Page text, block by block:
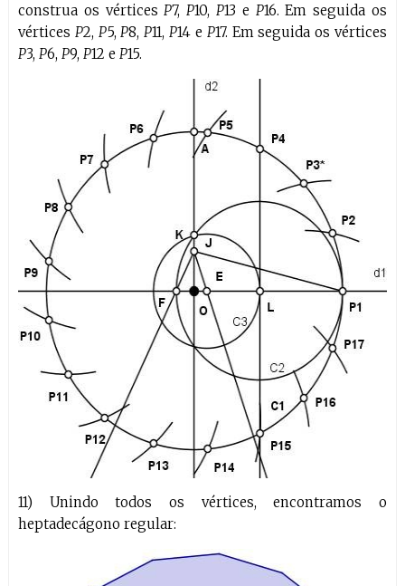
construa os vérticesP7,P10,P13 e P16. Em seguida os
vértices P2, P5,P8,P11,P14 e P17. Em seguida os vértices
P3, P6, P9, P12 e P15.
11) Unindo todos os vértices, encontramos o
heptadecágono regular: